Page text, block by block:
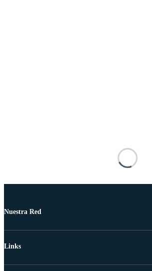
Nuestra Red
Links